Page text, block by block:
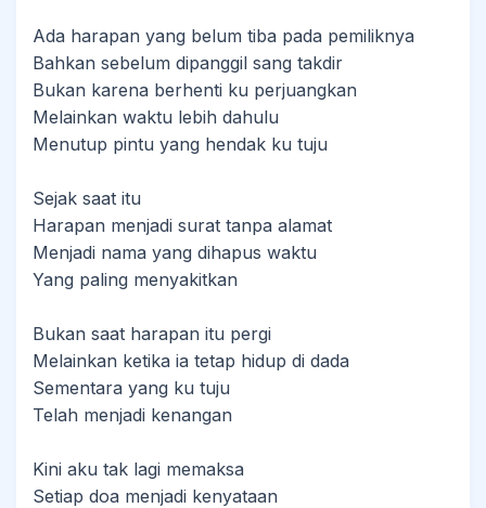
Ada harapan yang belum tiba pada pemiliknya
Bahkan sebelum dipanggil sang takdir
Bukan karena berhenti ku perjuangkan
Melainkan waktu lebih dahulu
Menutup pintu yang hendak ku tuju
Sejak saat itu
Harapan menjadi surat tanpa alamat
Menjadi nama yang dihapus waktu
Yang paling menyakitkan
Bukan saat harapan itu pergi
Melainkan ketika ia tetap hidup di dada
Sementara yang ku tuju
Telah menjadi kenangan
Kini aku tak lagi memaksa
Setiap doa menjadi kenyataan